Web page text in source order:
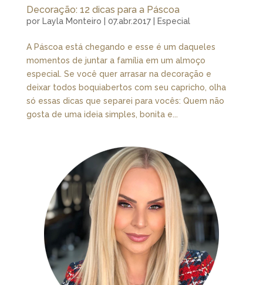
Decoração: 12 dicas para a Páscoa
por Layla Monteiro 07.abr.2017| Especial
A Páscoa está chegando e esse é um daqueles
momentos de juntar a família em um almoço
especial. Se você quer arrasar na decoração e
deixar todos boquiabertos com seu capricho, olha
só essas dicas que separei para vocês: Quem não
gosta de uma ideia simples, bonita e...